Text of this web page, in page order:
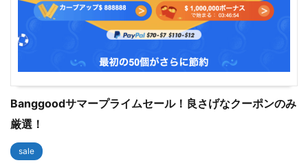
Banggoodサマープライムセール！良さげなクーポンのみ
厳選！
sale